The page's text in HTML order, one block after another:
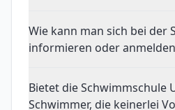
Wie kann man sich bei der
informieren oder
Bietet die
Schwimmer, die keinerlei